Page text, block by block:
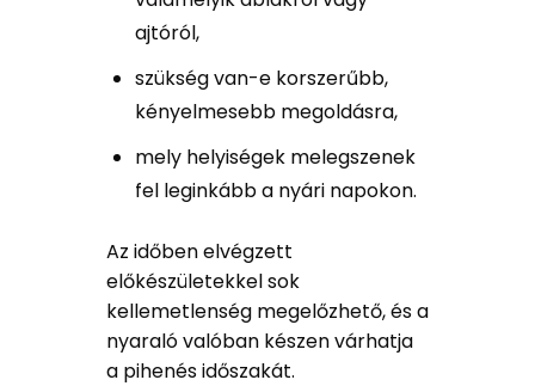
ajtóról,
szükség van-e korszerűbb,
kényelmesebb megoldásra,
mely helyiségek melegszenek
fel leginkább a nyári napokon.
Az időben elvégzett
előkészületekkel sok
kellemetlenség megelőzhető, és a
nyaraló valóban készen várhatja
a pihenés időszakát.